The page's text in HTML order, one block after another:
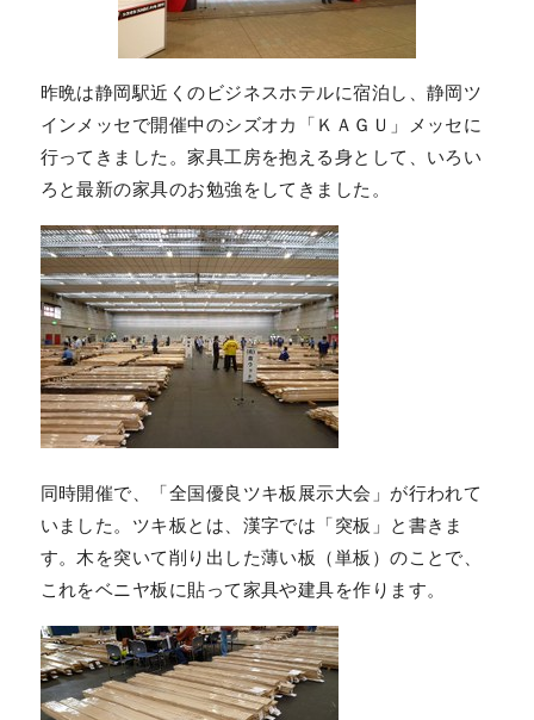
昨晩は静岡駅近くのビジネスホテルに宿泊し、静岡ツ
インメッセで開催中のシズオカ「ＫＡＧＵ」メッセに
行ってきました。家具工房を抱える身として、いろい
ろと最新の家具のお勉強をしてきました。
同時開催で、「全国優良ツキ板展示大会」が行われて
いました。ツキ板とは、漢字では「突板」と書きま
す。木を突いて削り出した薄い板（単板）のことで、
これをベニヤ板に貼って家具や建具を作ります。